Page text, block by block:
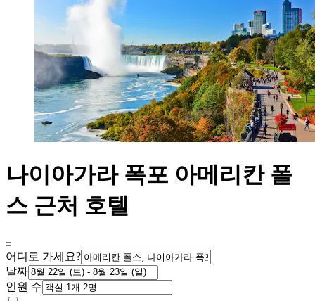
나이아가라 폭포 아메리칸 폴
스 근처 호텔
어디로 가세요?
날짜
인원 수